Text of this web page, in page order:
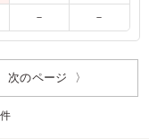
高級感があった。
得感もあります
－ －
次のページ 〉